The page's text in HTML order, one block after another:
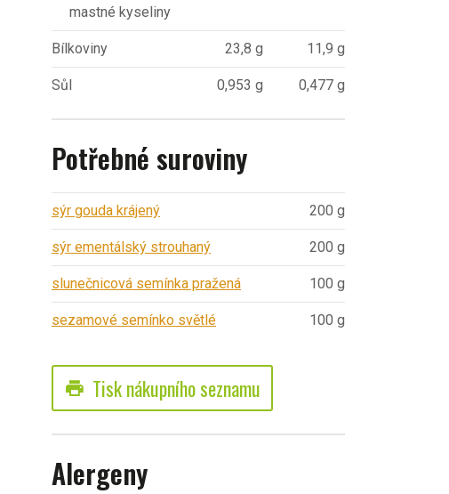
mastné kyseliny
Bílkoviny 23,8 g 11,9 g
Sůl 0,953 g 0,477 g
Potřebné suroviny
sýr gouda krájený 200 g
sýr ementálský strouhaný 200 g
slunečnicová semínka pražená 100 g
sezamové semínko světlé 100 g
print Tisk nákupního seznamu
Alergeny